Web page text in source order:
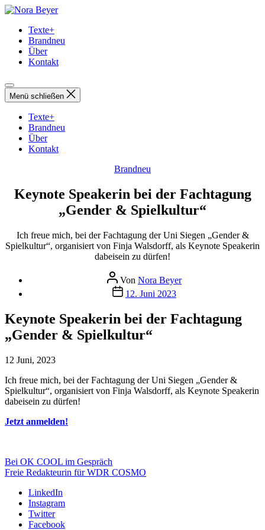
Direkt
Inhalt
wechseln
Nora
Texte+
Brandneu
Über
Kontakt
Menü schließen
Texte+
Brandneu
Über
Kontakt
Kategorien
Brandneu
Keynote Speakerin bei der Fachtagung
„Gender & Spielkultur“
Ich freue mich, bei der Fachtagung der Uni Siegen „Gender &
Spielkultur“, organisiert von Finja Walsdorff, als Keynote Speakerin
dabeisein zu dürfen!
Beitragsautor
Von Nora Beyer
Beitragsdatum
12. Juni 2023
Keynote Speakerin bei der Fachtagung
„Gender & Spielkultur“
12 Juni, 2023
Ich freue mich, bei der Fachtagung der Uni Siegen „Gender &
Spielkultur“, organisiert von Finja Walsdorff, als Keynote Speakerin
dabeisein zu dürfen!
Jetzt anmelden!
Bei OK COOL im Gespräch
Freie Redakteurin für WDR COSMO
LinkedIn
Instagram
Twitter
Facebook